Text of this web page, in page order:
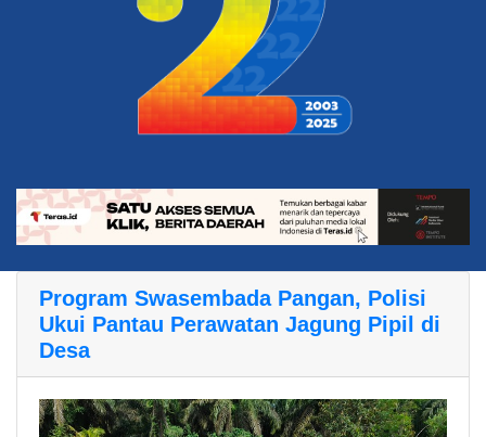
Program Swasembada Pangan, Polisi
Ukui Pantau Perawatan Jagung Pipil di
Desa